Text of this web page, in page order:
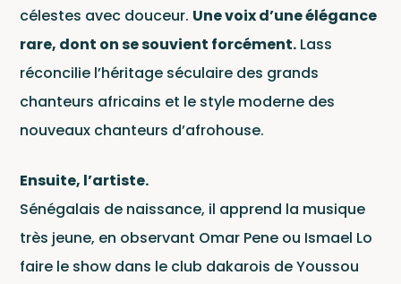
célestes avec douceur. Une voix d’une élégance
rare, dont on se souvient forcément. Lass
réconcilie l’héritage séculaire des grands
chanteurs africains et le style moderne des
nouveaux chanteurs d’afrohouse.
Ensuite, l’artiste.
Sénégalais de naissance, il apprend la musique
très jeune, en observant Omar Pene ou Ismael Lo
faire le show dans le club dakarois de Youssou